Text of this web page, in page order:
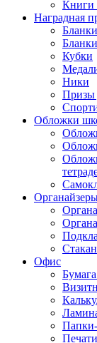
Книги
Наградная
Кубки
Ники
Призы
Обложки
Офис